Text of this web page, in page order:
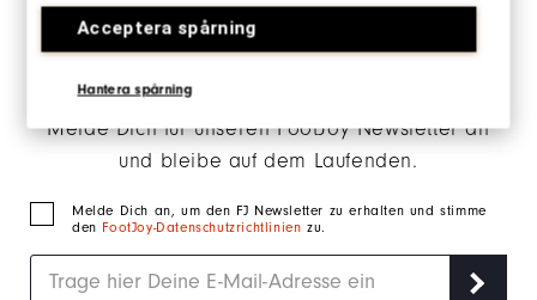
Acceptera spårning
Hantera spårning
Melde Dich für unseren FootJoy Newsletter an
und bleibe auf dem Laufenden.
Melde Dich an, um den FJ Newsletter zu erhalten und stimme
den FootJoy-Datenschutzrichtlinienzu.